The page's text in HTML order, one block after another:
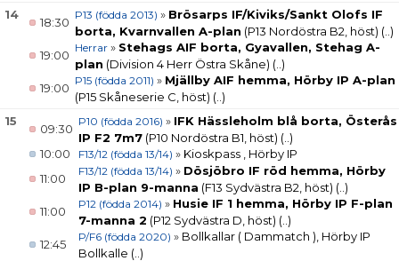
14
18:30
P13 (födda 2013) » Brösarps IF/Kiviks/Sankt Olofs IF
borta, Kvarnvallen A-plan (P13 Nordöstra B2, höst) (..)
19:00
Herrar » Stehags AIF borta, Gyavallen, Stehag A-
plan (Division 4 Herr Östra Skåne) (..)
19:00
P15 (födda 2011) » Mjällby AIF hemma, Hörby IP A-plan
(P15 Skåneserie C, höst) (..)
15
09:30
P10 (födda 2016) » IFK Hässleholm blå borta, Österås
IP F2 7m7 (P10 Nordöstra B1, höst) (..)
10:00
F13/12 (födda 13/14) » Kioskpass , Hörby IP
11:00
F13/12 (födda 13/14) » Dösjöbro IF röd hemma, Hörby
IP B-plan 9-manna (F13 Sydvästra B2, höst) (..)
11:00
P12 (födda 2014) » Husie IF 1 hemma, Hörby IP F-plan
7-manna 2 (P12 Sydvästra D, höst) (..)
12:45
P/F6 (födda 2020) » Bollkallar ( Dammatch ), Hörby IP
Bollkalle (..)